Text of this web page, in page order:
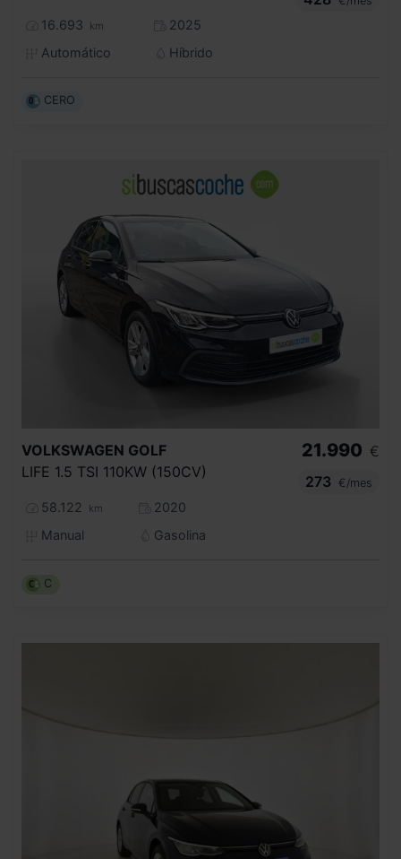
16.693 km
2025
Automático
Híbrido
CERO
VOLKSWAGEN GOLF
LIFE 1.5 TSI 110KW (150CV)
58.122 km
2020
Manual
Gasolina
21.990 €
273
€/mes
C